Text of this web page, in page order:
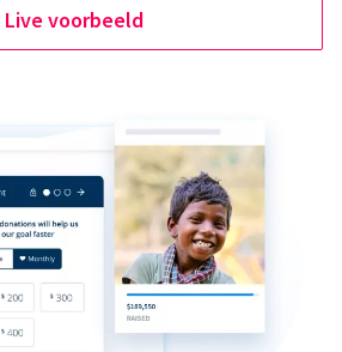
Live voorbeeld